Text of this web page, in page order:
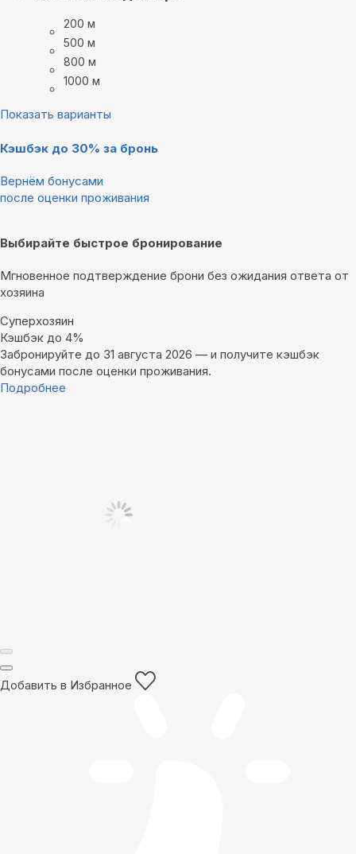
200 м
500 м
800 м
1000 м
Показать варианты
Кэшбэк до 30% за бронь
Вернём бонусами
после оценки проживания
Выбирайте быстрое бронирование
Мгновенное подтверждение брони без ожидания ответа от
хозяина
Суперхозяин
Кэшбэк до 4%
Забронируйте до 31 августа 2026 — и получите кэшбэк
бонусами после оценки проживания.
Подробнее
Добавить в Избранное